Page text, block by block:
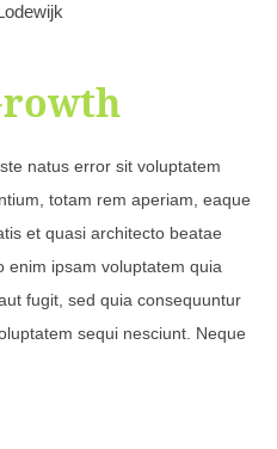
natus error sit voluptatem
totam rem aperiam, eaque
et quasi architecto beatae
enim ipsam voluptatem quia
fugit, sed quia consequuntur
sequi nesciunt. Neque